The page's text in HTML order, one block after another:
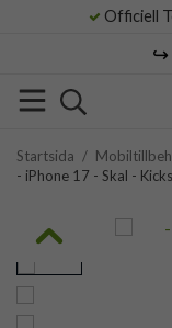
Officiell
↪️
Startsida /
- iPhone 17 - Skal -